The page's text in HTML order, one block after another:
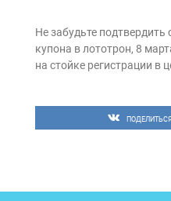
Не забудьте
купона в лототрон, 8
на стойке регистрации в
Положении об акции.
Встречаемся на фуд-
ПОДЕЛИТЬСЯ